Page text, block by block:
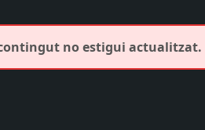
contingut no estigui actualitzat.